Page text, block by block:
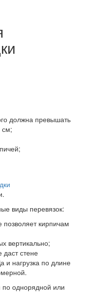
должна превышать
см;
виды перевязок:
кирпичам
вертикально;
даст стене
и нагрузка по длине
по однорядной или